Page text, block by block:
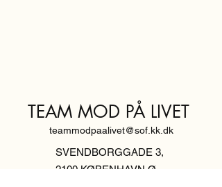
TEAM MOD PÅ LIVET
teammodpaalivet@sof.kk.dk
SVENDBORGGADE 3,
2100 KØBENHAVN Ø